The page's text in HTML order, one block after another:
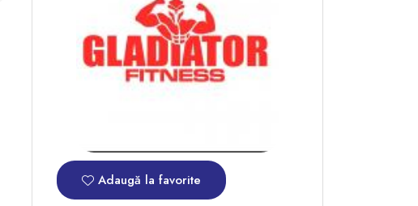
Adaugă la favorite